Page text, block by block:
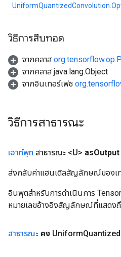
วิธีการสืบทอด
จากคลาส
จากคลาส java.lang.Object
จากอินเทอร์เฟซ
วิธีการสาธารณะ
เอาท์พุท สาธารณะ <U> asOutput
ส่งกลับค่าแฮนเดิลสัญลักษณ์ของเ
อินพุตสำหรับการดำเนินการ
หมายเลขอ้างอิงสัญลักษณ์ที่แสดง
สาธารณะ คง UniformQuantized